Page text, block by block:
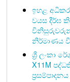
ඉහළ
වයස දීර්ඝ
විනිසුරුවරුන්
නිර්මාණය
ශ්‍රී ලංකා
X11M